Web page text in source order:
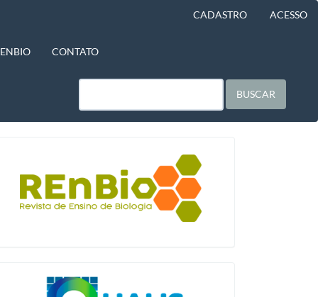
CADASTRO ACESSO
CONTATO
BUSCAR
qualis